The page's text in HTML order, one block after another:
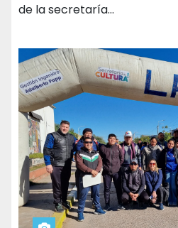
de la secretaría…